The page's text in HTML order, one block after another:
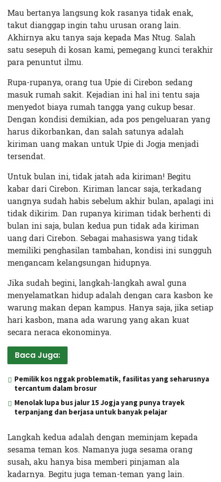
Mau bertanya langsung kok rasanya tidak enak,
takut dianggap ingin tahu urusan orang lain.
Akhirnya aku tanya saja kepada Mas Ntug. Salah
satu sesepuh di kosan kami, pemegang kunci terakhir
para penuntut ilmu.
Rupa-rupanya, orang tua Upie di Cirebon sedang
masuk rumah sakit. Kejadian ini hal ini tentu saja
menyedot biaya rumah tangga yang cukup besar.
Dengan kondisi demikian, ada pos pengeluaran yang
harus dikorbankan, dan salah satunya adalah
kiriman uang makan untuk Upie di Jogja menjadi
tersendat.
Untuk bulan ini, tidak jatah ada kiriman! Begitu
kabar dari Cirebon. Kiriman lancar saja, terkadang
uangnya sudah habis sebelum akhir bulan, apalagi ini
tidak dikirim. Dan rupanya kiriman tidak berhenti di
bulan ini saja, bulan kedua pun tidak ada kiriman
uang dari Cirebon. Sebagai mahasiswa yang tidak
memiliki penghasilan tambahan, kondisi ini sungguh
mengancam kelangsungan hidupnya.
Jika sudah begini, langkah-langkah awal guna
menyelamatkan hidup adalah dengan cara kasbon ke
warung makan depan kampus. Hanya saja, jika setiap
hari kasbon, mana ada warung yang akan kuat
secara neraca ekonominya.
Baca Juga:
Pemilik kos nggak problematik, fasilitas yang seharusnya
tercantum dalam brosur
Menolak lupa bus jalur 15 Jogja yang punya trayek
terpanjang dan berjasa untuk banyak pelajar
Langkah kedua adalah dengan meminjam kepada
sesama teman kos. Namanya juga sesama orang
susah, aku hanya bisa memberi pinjaman ala
kadarnya. Begitu juga teman-teman yang lain.